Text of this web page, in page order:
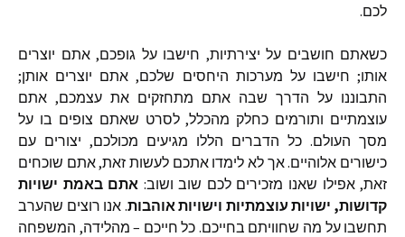
לכם.
כשאתם חושבים על יצירתיות, חישבו על גופכם,אתם יוצרים
אותו; חישבו על מערכות היחסים שלכם, אתם יוצרים אותן;
התבוננו על הדרך שבה אתם מתחזקים את עצמכם, אתם
עוצמתיים ותורמים כחלק מהכלל,לסרט שאתם צופים בו על
מסך העולם. כל הדברים הללו מגיעים מכולכם, יצורים עם
כישורים אלוהיים.אך לא לימדו אתכם לעשות זאת,אתם שוכחים
זאת,אפילו שאנו מזכירים לכם שוב ושוב: אתם באמת ישויות
קדושות, ישויות עוצמתיות וישויות אוהבות. אנו רוצים שהערב
תחשבו על מה שחוויתם בחייכם. כל חייכם – מהלידה, המשפחה